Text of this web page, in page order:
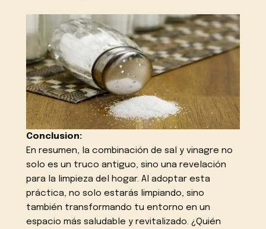
Conclusion:
En resumen, la combinación de sal y vinagre no
solo es un truco antiguo, sino una revelación
para la limpieza del hogar. Al adoptar esta
práctica, no solo estarás limpiando, sino
también transformando tu entorno en un
espacio más saludable y revitalizado. ¿Quién